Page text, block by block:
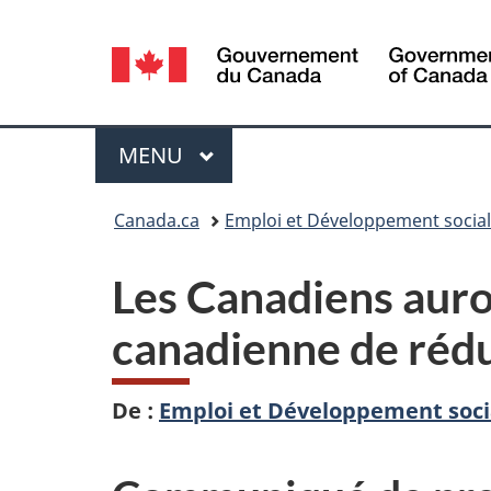
Sélection
de
la
langue
Menu
MENU PRINCIPAL
Canada.ca Emploi et Développement
Les Canadiens
canadienne de
De : Emploi et Développement